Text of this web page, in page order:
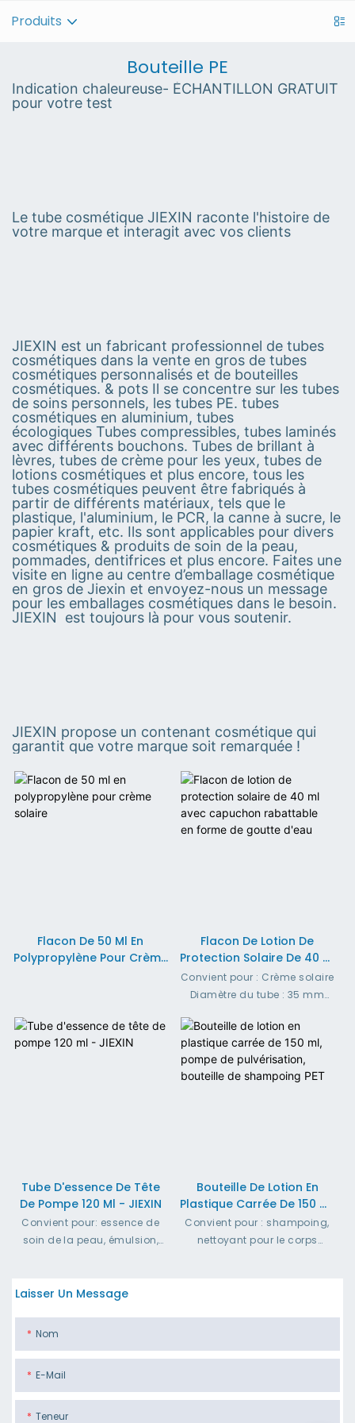
Produits
Bouteille PE
Indication chaleureuse- ÉCHANTILLON GRATUIT
pour votre test
Le tube cosmétique JIEXIN raconte l'histoire de
votre marque et interagit avec vos clients
JIEXIN est un fabricant professionnel de tubes
cosmétiques dans la vente en gros de tubes
cosmétiques personnalisés et de bouteilles
cosmétiques. & pots Il se concentre sur les tubes
de soins personnels, les tubes PE. tubes
cosmétiques en aluminium, tubes
écologiques Tubes compressibles, tubes laminés
avec différents bouchons. Tubes de brillant à
lèvres, tubes de crème pour les yeux, tubes de
lotions cosmétiques et plus encore, tous les
tubes cosmétiques peuvent être fabriqués à
partir de différents matériaux, tels que le
plastique, l'aluminium, le PCR, la canne à sucre, le
papier kraft, etc. Ils sont applicables pour divers
cosmétiques & produits de soin de la peau,
pommades, dentifrices et plus encore. Faites une
visite en ligne au centre d’emballage cosmétique
en gros de Jiexin et envoyez-nous un message
pour les emballages cosmétiques dans le besoin.
JIEXIN est toujours là pour vous soutenir.
JIEXIN propose un contenant cosmétique qui
garantit que votre marque soit remarquée !
Flacon De 50 Ml En
Polypropylène Pour Crème
Flacon De Lotion De
Protection Solaire De 40 Ml
Avec Capuchon
Rabattable En Forme De
Convient pour : Crème solaire
Diamètre du tube : 35 mm
40-100 ml
Tube D'essence De Tête
De Pompe 120 Ml - JIEXIN
Convient pour: essence de
soin de la peau, émulsion,
mm
Bouteille De Lotion En
Plastique Carrée De 150 Ml,
Pompe De Pulvérisation,
Bouteille De Shampoing
Convient pour : shampoing,
nettoyant pour le corps
Laisser Un Message
Nom
E-Mail
Teneur